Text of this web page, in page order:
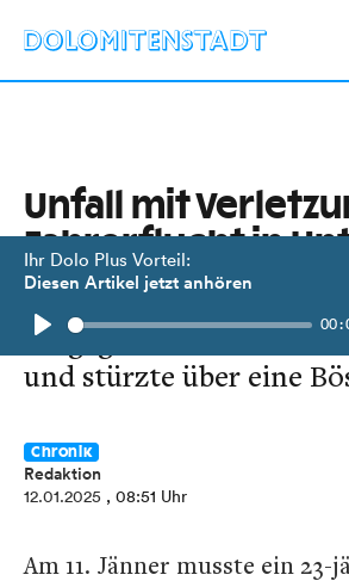
Ihr Dolo Plus Vorteil:
Diesen Artikel jetzt anhören
Play
Unfall mit
Fahrerflucht in
Ein Lenker wich einem
entgegenkommenden
und stürzte über eine
Chronik
Redaktion
12.01.2025 , 08:51 Uhr
Am 11. Jänner musste ein 23-